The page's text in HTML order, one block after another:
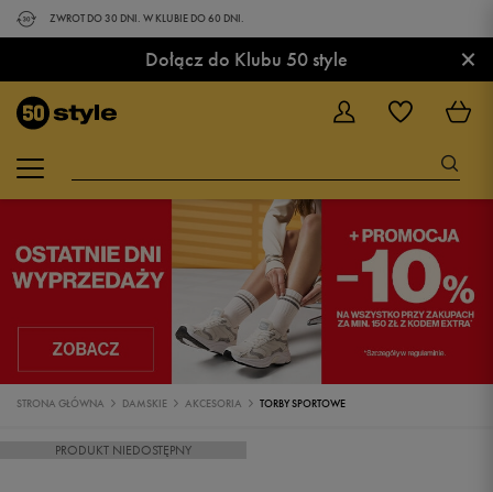
ZWROT DO 30 DNI. W KLUBIE DO 60 DNI.
Dołącz do Klubu 50 style ×
STRONA GŁÓWNA DAMSKIE AKCESORIA TORBY SPORTOWE
PRODUKT NIEDOSTĘPNY